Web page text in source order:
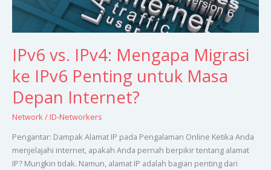
IPv6 vs. IPv4: Mengapa Migrasi
ke IPv6 Penting untuk Masa
Depan Internet?
Network/ ID-Networkers
Pengantar: Dampak Alamat IP pada Pengalaman Online Ketika Anda
menjelajahi internet, apakah Anda pernah berpikir tentang alamat
IP? Mungkin tidak. Namun, alamat IP adalah bagian penting dari
Masa
Depan
Internet?